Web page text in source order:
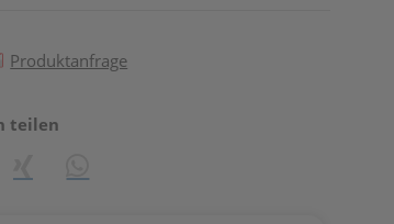
Produktanfrage
teilen